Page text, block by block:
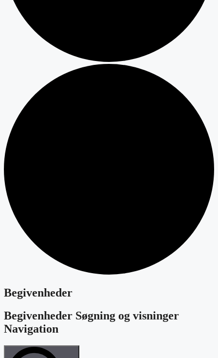
Begivenheder
Begivenheder Søgning og visninger
Navigation